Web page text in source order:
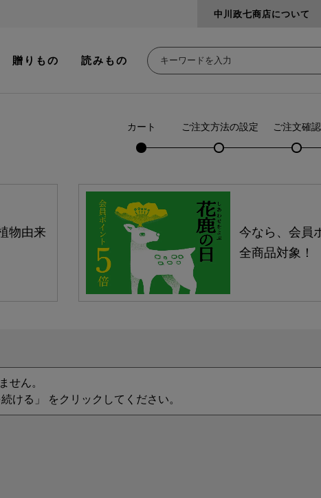
中川政七商店について
贈りもの 読みもの
カート ご注文方法の設定 ご注文確認
物由来
今なら、会員
全商品対象！
せん。
ける」 をクリックしてください。